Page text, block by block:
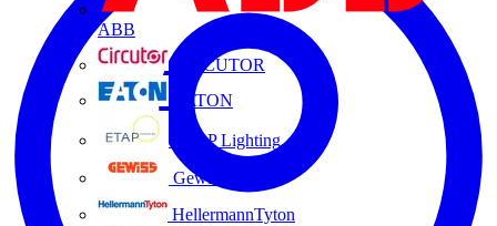
ABB
CIRCUTOR
EATON
ETAP Lighting
Gewiss
HellermannTyton